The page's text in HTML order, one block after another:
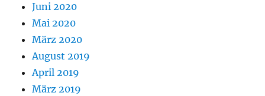
Juni 2020
Mai 2020
März 2020
August 2019
April 2019
März 2019